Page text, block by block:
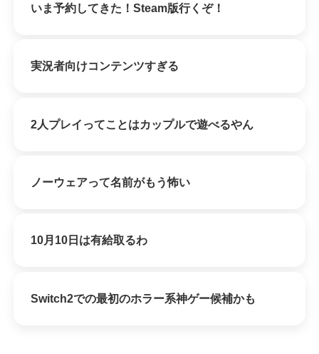
いま予約してきた！Steam版行くぞ！
実況者向けコンテンツすぎる
2人プレイってことはカップルで遊べるやん
ノーウェアって名前がもう怖い
10月10日は有給取るわ
Switch2での最初のホラー系神ゲー候補かも